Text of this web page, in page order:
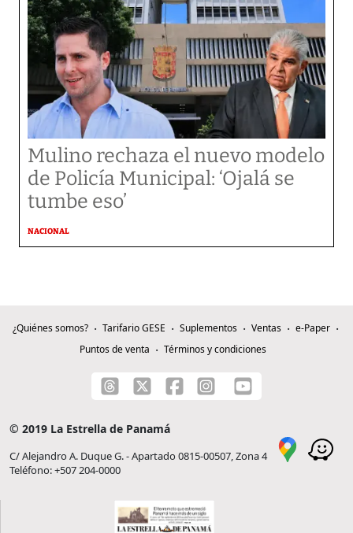
Mulino rechaza el nuevo modelo
de Policía Municipal: ‘Ojalá se
tumbe eso’
NACIONAL
¿Quiénes somos? Tarifario GESE Suplementos Ventas
e-Paper
Puntos de venta
Términos y condiciones
© 2019 La Estrella de Panamá
C/ Alejandro A. Duque G. - Apartado 0815-00507, Zona 4
Teléfono: +507 204-0000